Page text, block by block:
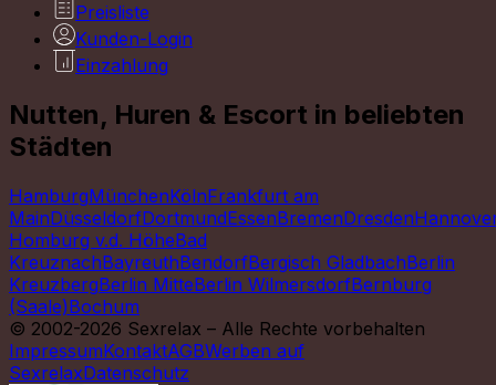
Preisliste
Kunden-Login
Einzahlung
Nutten, Huren & Escort in beliebten
Städten
HamburgMünchenKölnFrankfurt am
MainDüsseldorfDortmundEssenBremenDresden
Homburg v.d. HöheBad
KreuznachBayreuthBendorfBergisch GladbachBerlin
KreuzbergBerlin MitteBerlin WilmersdorfBernburg
(Saale)Bochum
© 2002-2026 Sexrelax – Alle Rechte vorbehalten
ImpressumKontaktAGBWerben auf
SexrelaxDatenschutz